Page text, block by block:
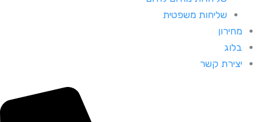
שליחות משפטית
מחירון
בלוג
יצירת קשר